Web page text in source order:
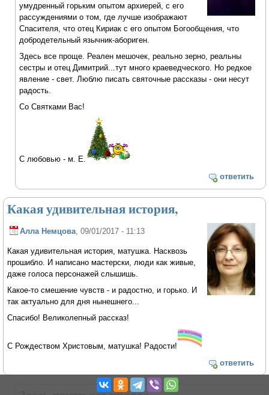
умудренный горьким опытом архиерей, с его
рассуждениями о том, где лучше изображают
Спасителя, что отец Кириак с его опытом Богообщения, что
добродетельный язычник-абориген.
Здесь все проще. Реален мешочек, реально зерно, реальны
сестры и отец Димитрий...тут много краеведческого. Но редкое
явление - свет. Люблю писать святочные рассказы - они несут
радость.
Со Святками Вас!
С любовью - м. Е.
ответить
Какая удивительная история,
Алла Немцова, 09/01/2017 - 11:13
Какая удивительная история, матушка. Насквозь
прошибло. И написано мастерски, люди как живые,
даже голоса персонажей слышишь.
Какое-то смешение чувств - и радостно, и горько. И
так актуально для дня нынешнего...
Спасибо! Великолепный рассказ!
С Рождеством Христовым, матушка! Радости!
ответить